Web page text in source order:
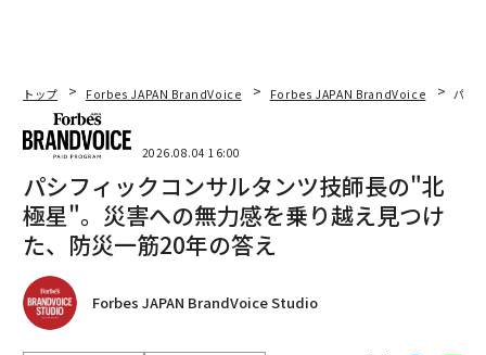
トップ Forbes JAPAN BrandVoice Forbes JAPAN BrandVoice パシ
2026.08.04 16:00
パシフィックコンサルタンツ技師長の"北
極星"。災害への無力感を乗り越え見つけ
た、防災一筋20年の答え
Forbes JAPAN BrandVoice Studio